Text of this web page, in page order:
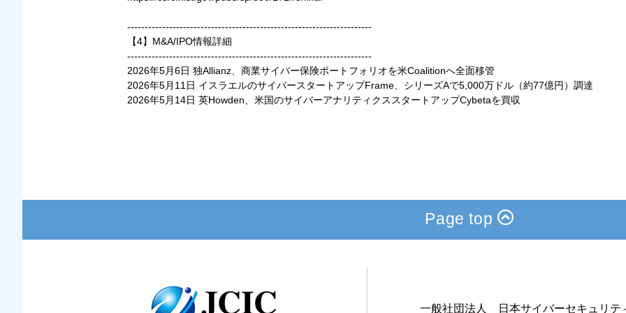
----------------------------------------------------------------------
【4】M&A/IPO情報詳細
----------------------------------------------------------------------
2026年5月6日 独Allianz、商業サイバー保険ポートフォリオを米Coalitionへ全面移管
2026年5月11日 イスラエルのサイバースタートアップFrame、シリーズAで5,000万ドル（約77億円）調達
2026年5月14日 英Howden、米国のサイバーアナリティクススタートアップCybetaを買収
Page top
一般社団法人 日本サイバーセキュリテ